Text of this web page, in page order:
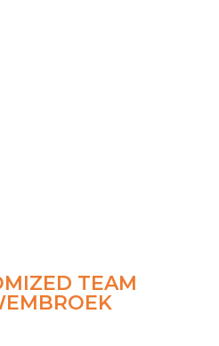
TEAM